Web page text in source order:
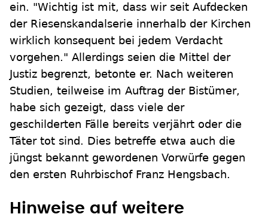
ein. "Wichtig ist mit, dass wir seit Aufdecken
der Riesenskandalserie innerhalb der Kirchen
wirklich konsequent bei jedem Verdacht
vorgehen." Allerdings seien die Mittel der
Justiz begrenzt, betonte er. Nach weiteren
Studien, teilweise im Auftrag der Bistümer,
habe sich gezeigt, dass viele der
geschilderten Fälle bereits verjährt oder die
Täter tot sind. Dies betreffe etwa auch die
jüngst bekannt gewordenen Vorwürfe gegen
den ersten Ruhrbischof Franz Hengsbach.
Hinweise auf weitere